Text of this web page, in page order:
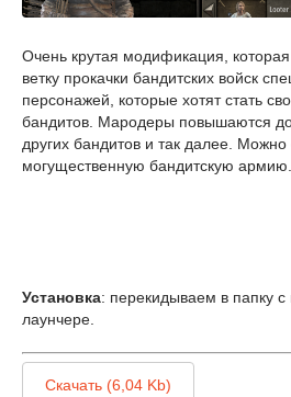
Очень крутая модификация,
ветку прокачки бандитских войск
персонажей, которые хотят стать
бандитов. Мародеры повышаются
других бандитов и так далее. Можно
могущественную бандитскую армию.
Установка: перекидываем в папку
лаунчере.
Скачать (6,04 Kb)